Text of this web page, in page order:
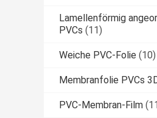
Lamellenförmig
PVCs (11)
Weiche PVC-Folie (10)
Membranfolie PVCs
PVC-Membran-Film